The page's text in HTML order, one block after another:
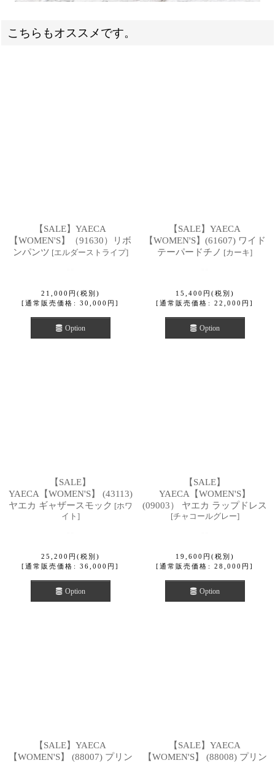
こちらもオススメです。
【SALE】YAECA
【WOMEN'S】（91630）リボ
ンパンツ [エルダーストライプ]
21,000 円 (税別)
[通常販売価格 : 30,000 円 ]
Option
【SALE】YAECA
【WOMEN'S】(61607) ワイド
テーパードチノ [カーキ]
15,400 円 (税別)
[通常販売価格 : 22,000 円 ]
Option
【SALE】
YAECA【WOMEN'S】 (43113)
ヤエカ ギャザースモック [ホワ
イト ]
25,200 円 (税別)
[通常販売価格 : 36,000 円 ]
Option
【SALE】
YAECA【WOMEN'S】
(09003） ヤエカ ラップドレス
[チャコールグレー]
19,600 円 (税別)
[通常販売価格 : 28,000 円 ]
Option
【SALE】YAECA
【WOMEN'S】 (88007) プリン
【SALE】YAECA
【WOMEN'S】 (88008) プリン